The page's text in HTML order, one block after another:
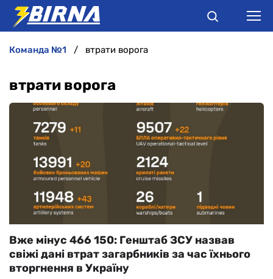
АНАЛІТИКА
ІНТЕРВ'Ю
РІЗНЕ
БУКМЕКЕРИ
команда №1 втрати ворога
втрати ворога
Вже мінус 466 150: Генштаб ЗСУ назвав
свіжі дані втрат загарбників за час їхнього
вторгнення в Україну